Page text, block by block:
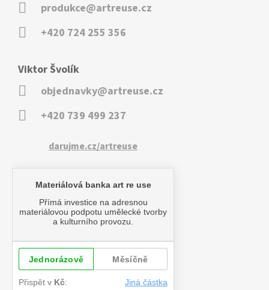
produkce@artreuse.cz
+420 724 255 356
Viktor Švolík
objednavky@artreuse.cz
+420 739 499 237
darujme.cz/artreuse